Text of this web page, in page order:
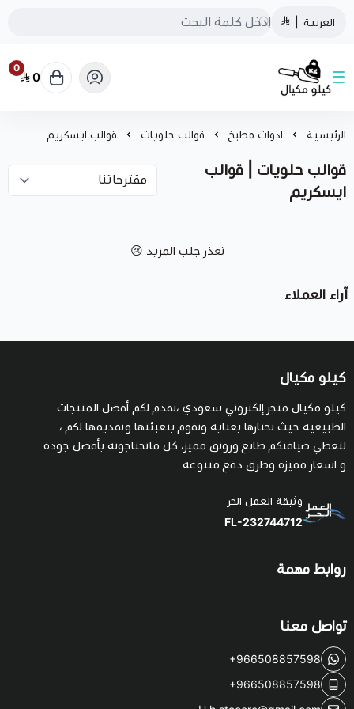
العربية
كيلو مكيال
0
0
الرئيسية ادوات مطبخ قوالب حلويات قوالب ايسكريم
قوالب حلويات | قوالب
ايسكريم
تعذر جلب المزيد 😢
آراء العملاء
كيلو مكيال
كيلو مكيال متجر إلكتروني سعودي ،نقدم لكم أفضل المنتجات
الطبيعية حيث نختارها بعناية ونقوم بتعبئتها وتقديمها لكم ،
لتعطي ضيافتكم طابع ورونق مميز، كل ماتحتاجونه بأفضل جودة
و اسعار مميزة وطرق دفع متنوعة
وثيقة العمل الحر
FL-232744712
روابط مهمة
تواصل معنا
+966508857598
+966508857598